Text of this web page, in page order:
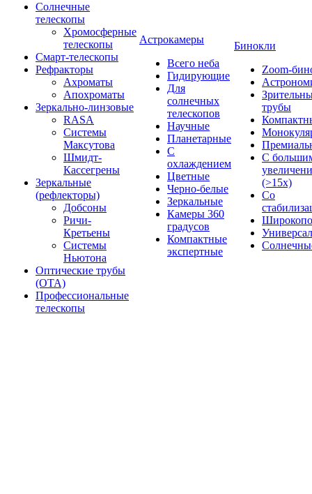
Солнечные
телескопы
Хромосферные
телескопы
Смарт-телескопы
Рефракторы
Ахроматы
Апохроматы
Зеркально-линзовые
RASA
Системы
Максутова
Шмидт-
Кассегрены
Зеркальные
(рефлекторы)
Добсоны
Ричи-
Кретьены
Системы
Ньютона
Оптические трубы
(OTA)
Профессиональные
телескопы
Астрокамеры
Всего неба
Гидирующие
Для
солнечных
телескопов
Научные
Планетарные
С
охлаждением
Цветные
Черно-белые
Зеркальные
Камеры 360
градусов
Компактные
экспертные
Бинокли
Zoom-
трубы
С
(>15x)
Со